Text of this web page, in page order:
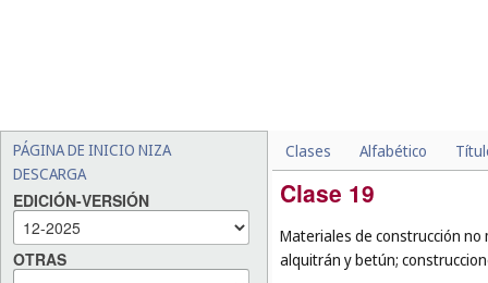
PÁGINA DE INICIO NIZA
DESCARGA
EDICIÓN-VERSIÓN
OTRAS
Clases Alfabético
Clase 19
Materiales de construcción
alquitrán y betún;